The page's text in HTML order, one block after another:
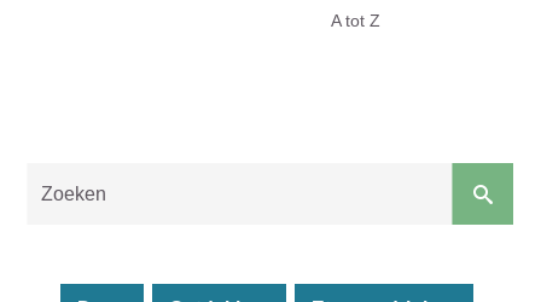
A tot Z